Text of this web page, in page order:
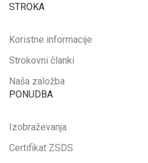
STROKA
Koristne informacije
Strokovni članki
Naša založba
PONUDBA
Izobraževanja
Certifikat ZSDS